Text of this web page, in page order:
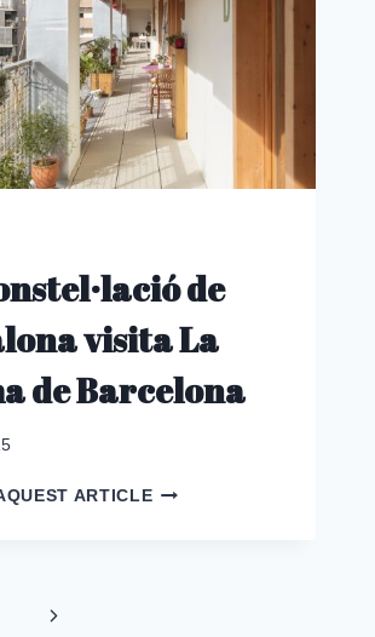
de
visita La
de Barcelona
ARTICLELA
Pàgina